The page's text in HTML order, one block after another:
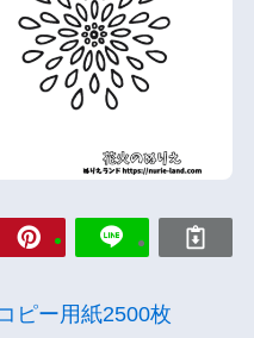
ピー用紙2500枚